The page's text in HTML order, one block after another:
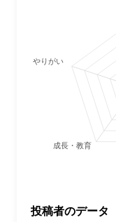
成長・教育
やりがい
投稿者のデータ